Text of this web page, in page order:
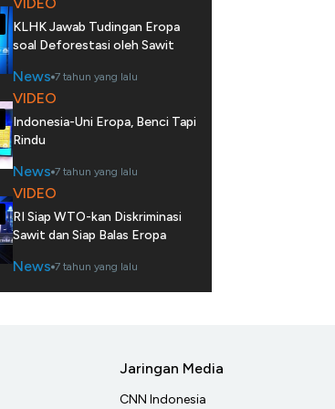
KLHK Jawab Tudingan Eropa
soal Deforestasi oleh Sawit
News 7 tahun yang lalu
VIDEO
Indonesia-Uni Eropa, Benci Tapi
Rindu
News 7 tahun yang lalu
VIDEO
RI Siap WTO-kan Diskriminasi
Sawit dan Siap Balas Eropa
News 7 tahun yang lalu
Jaringan Media
CNN Indonesia